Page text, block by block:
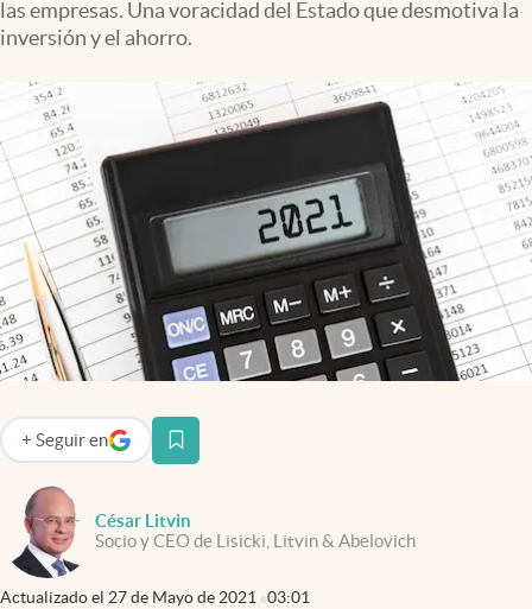
Infotechnology
Clima
Mundial 2026
Eventos Corporativos
El Cronista Studio
Mediakit
abre en nueva pestaña
Argentina
las empresas. Una voracidad del Estado que desmotiva la
inversión y el ahorro.
César Litvin
Socio y CEO de Lisicki, Litvin & Abelovich
Actualizado el 27 de Mayo de 2021 03:01
+ Seguir en
abre en nueva pestaña